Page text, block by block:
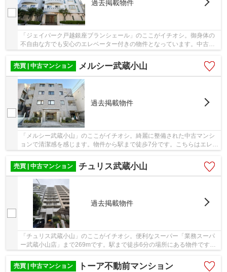
過去掲載物件
「ジェイパーク戸越銀座ブランシェール」のここがイチオシ。御身体の
不自由な方でも安心のエレベーター付きの物件となっています。中古マ
売買 | 中古マンション
メルシー武蔵小山
過去掲載物件
「メルシー武蔵小山」のここがイチオシ。綺麗に整備された中古マンシ
ョンで清潔感を感じます。物件から駅まで徒歩7分です。こちらはエレベ
ーター付き物件です。当社がお客様の不動産購...
売買 | 中古マンション
チュリス武蔵小山
過去掲載物件
「チュリス武蔵小山」のここがイチオシ。便利なスーパー「業務スーパ
ー武蔵小山店」まで269mです。駅まで徒歩6分の場所にある物件です。
売買 | 中古マンション
トーア不動前マンション